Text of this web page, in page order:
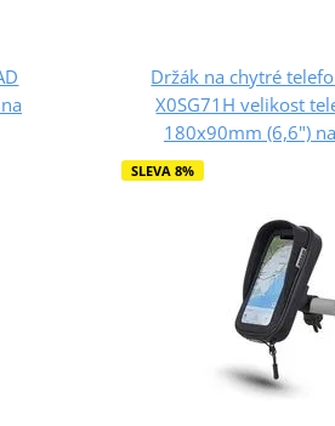
Držák na chytré
X0SG71H velikost
180x90mm (6,6")
SLEVA 8%